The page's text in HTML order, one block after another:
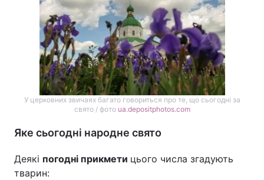
У церковних звичаях багато говориться про те, що сьогодні за
свято / фото ua.depositphotos.com
Яке сьогодні народне свято
Деякі погодні прикмети цього числа згадують
тварин: